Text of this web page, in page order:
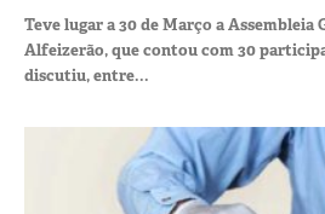
Teve lugar a 30 de Março a Assembleia
Alfeizerão, que contou com 30
discutiu, entre...